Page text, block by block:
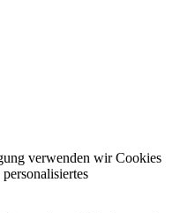
verwenden wir Cookies